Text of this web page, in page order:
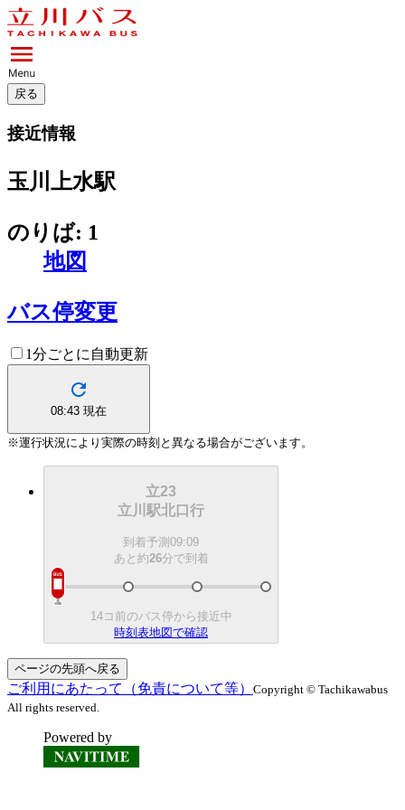
戻る
接近情報
玉川上水駅
のりば: 1
地図
バス停変更
1分ごとに自動更新
08:43 現在
※運行状況により実際の時刻と異なる場合がございます。
立23
立川駅北口行
到着予測 09:09
あと約26分で到着
14コ前のバス停から接近中
時刻表地図で確認
ページの先頭へ戻る
ご利用にあたって（免責について等） Copyright © Tachikawabus
All rights reserved.
Powered by